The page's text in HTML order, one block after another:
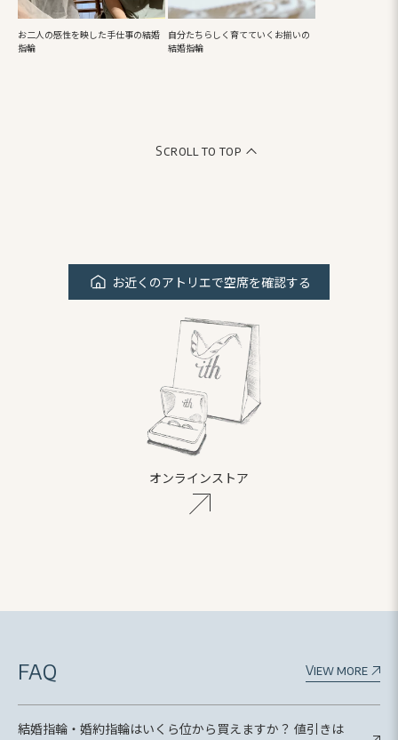
お二人の感性を映した手仕事の結婚
指輪
自分たちらしく育てていくお揃いの
結婚指輪
Scroll to top
お近くのアトリエで空席を確認する
オンラインストア
FAQ View more
結婚指輪・婚約指輪はいくら位から買えますか？ 値引きは